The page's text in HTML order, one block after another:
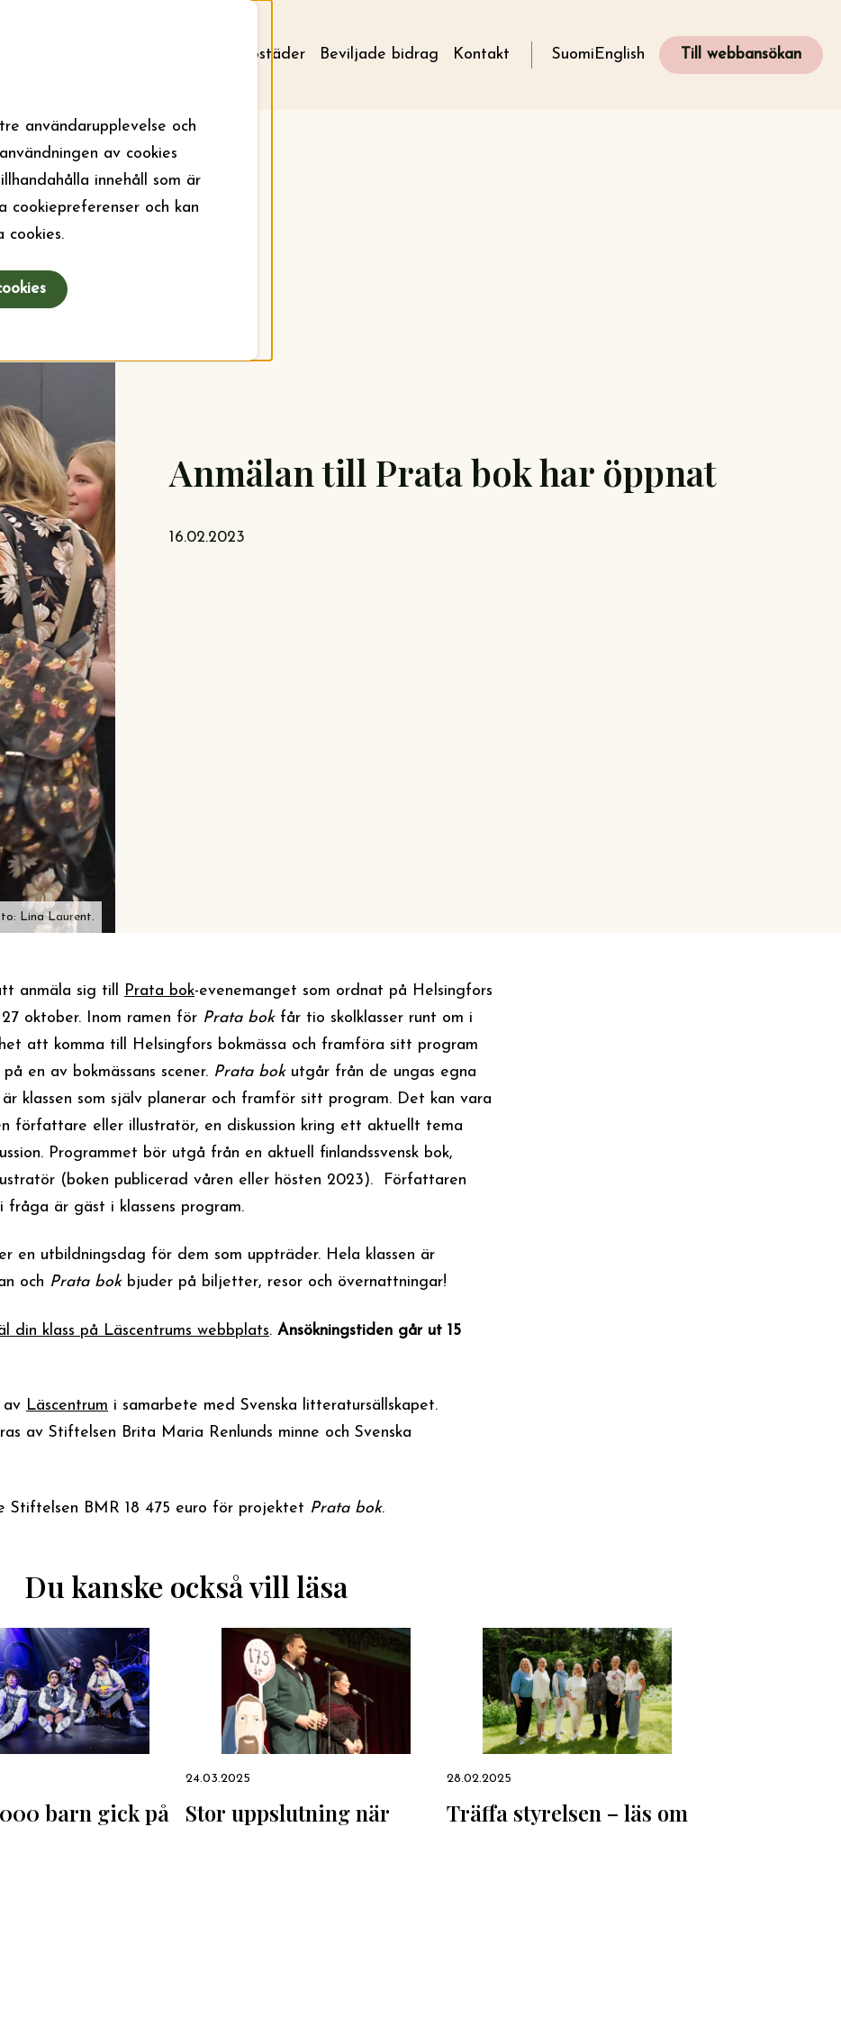
användarupplevelse och
av cookies
innehåll som är
cookiepreferenser och kan
cookies.
Bostäder Beviljade bidrag Kontakt Suomi English Till webbansökan
Lina Laurent.
Anmälan till Prata bok har öppnat
16.02.2023
anmäla sig till Prata bok-evenemanget som ordnat på Helsingfors
27 oktober. Inom ramen för Prata bokfår tio skolklasser runt om i
att komma till Helsingfors bokmässa och framföra sitt program
en av bokmässans scener. Prata bokutgår från de ungas egna
klassen som själv planerar och framför sitt program. Det kan vara
författare eller illustratör, en diskussion kring ett aktuellt tema
Programmet bör utgå från en aktuell finlandssvensk bok,
(boken publicerad våren eller hösten 2023). Författaren
fråga är gäst i klassens program.
en utbildningsdag för dem som uppträder. Hela klassen är
och Prata bok bjuder på biljetter, resor och övernattningar!
din klass på Läscentrums webbplats. Ansökningstiden går ut 15
av Läscentrum i samarbete med Svenska litteratursällskapet.
av Stiftelsen Brita Maria Renlunds minne och Svenska
Stiftelsen BMR 18 475 euro för projektet Prata bok.
Du kanske också vill läsa
000 barn gick på
24.03.2025
Stor uppslutning när
28.02.2025
Träffa styrelsen – läs om